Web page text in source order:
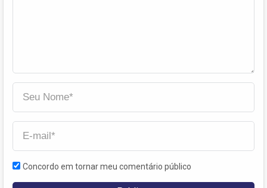
Concordo em tornar meu comentário público